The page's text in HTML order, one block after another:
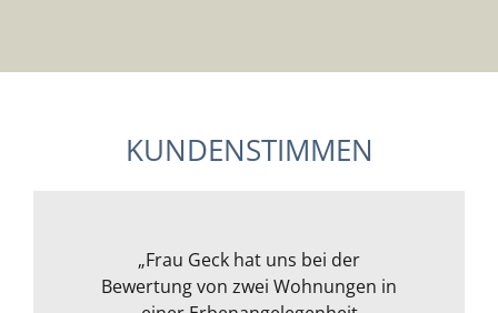
KUNDENSTIMMEN
„Frau Geck hat uns bei der
Bewertung von zwei Wohnungen in
„Wir wollten ein Kapitalanlageobjekt
im Rheingau von Frau Geck prüfen
„Ich war erst unsicher, da ich mich
mit der Materie überhaupt nicht
Frau Geck hat für uns eine Wohnung
in Mainz begutachtet und wir
„Meine Frau und ich können Frau
Geck uneingeschränkt